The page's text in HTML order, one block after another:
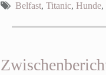
Belfast, Titanic, Hunde,